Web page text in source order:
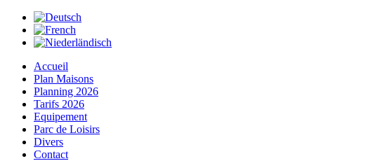
Accueil
Plan Maisons
Planning 2026
Tarifs 2026
Equipement
Parc de Loisirs
Divers
Contact